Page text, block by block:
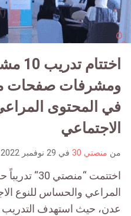
اختتام
ومشرفات صفحات
في المحتوى
الاجتماعي
من منصتي 30 في 29 نوفمبر 2022
اختتمت “منصتي
المراعي والحساس للنوع
عدن، حيث استهدف